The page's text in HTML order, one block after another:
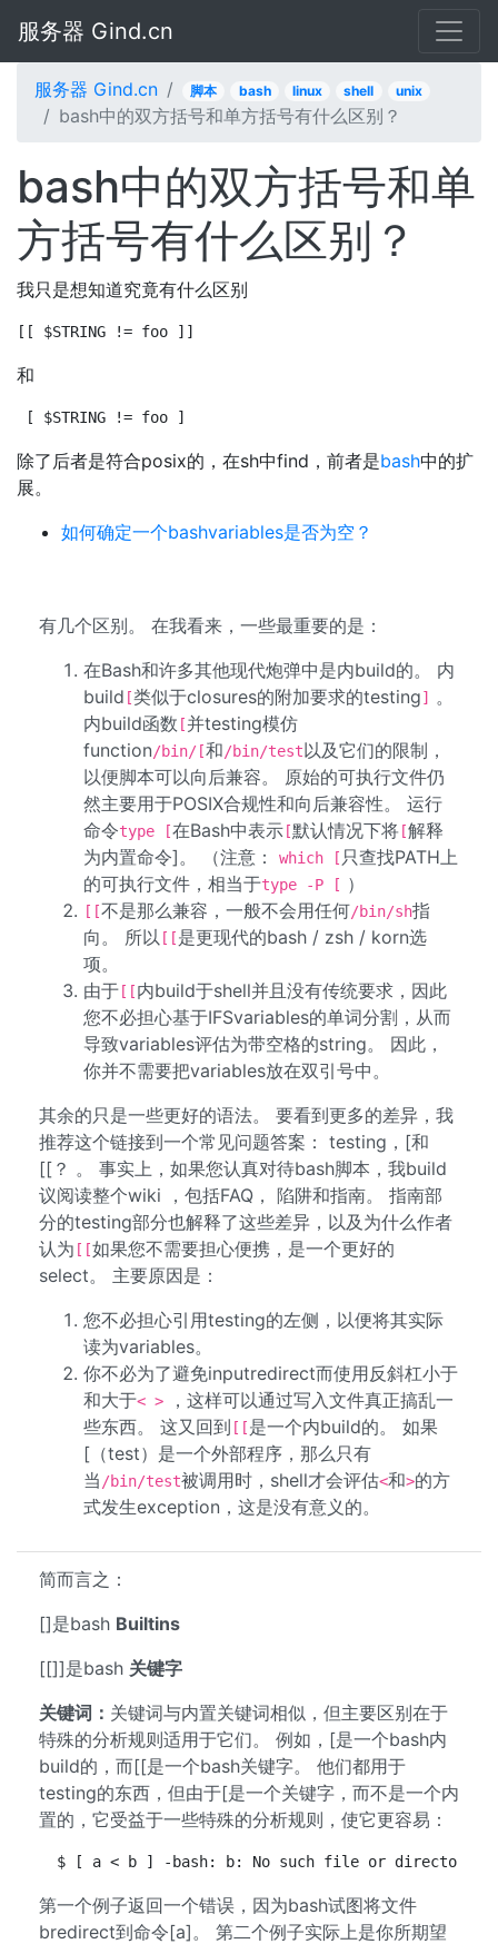
服务器 Gind.cn
服务器 Gind.cn 脚本 bash linux shell unix
bash中的双方括号和单方括号有什么区别？
bash中的双方括号和单
方括号有什么区别？
我只是想知道究竟有什么区别
[[ $STRING != foo ]]
和
[ $STRING != foo ]
除了后者是符合posix的，在sh中find，前者是bash中的扩
展。
如何确定一个bashvariables是否为空？
有几个区别。 在我看来，一些最重要的是：
在Bash和许多其他现代炮弹中是内build的。 内
build [类似于closures的附加要求的testing]
。
内build函数 [并testing模仿
function/bin/[和/bin/test以及它们的限制，
以便脚本可以向后兼容。 原始的可执行文件仍
然主要用于POSIX合规性和向后兼容性。 运行
命令type [在Bash中表示 [默认情况下将 [解释
为内置命令]。 （注意：
which [ 只查找PATH上
的可执行文件，相当于type -P [ ）
[[不是那么兼容，一般不会用任何/bin/sh指
向。 所以 [[是更现代的bash / zsh / korn选
项。
由于 [[内build于shell并且没有传统要求，因此
您不必担心基于IFSvariables的单词分割，从而
导致variables评估为带空格的string。 因此，
你并不需要把variables放在双引号中。
其余的只是一些更好的语法。 要看到更多的差异，我
推荐这个链接到一个常见问题答案： testing，[和
[[？ 。 事实上，如果您认真对待bash脚本，我build
议阅读整个wiki ，包括FAQ， 陷阱和指南。 指南部
分的testing部分也解释了这些差异，以及为什么作者
认为 [[如果您不需要担心便携，是一个更好的
select。 主要原因是：
您不必担心引用testing的左侧，以便将其实际
读为variables。
你不必为了避免inputredirect而使用反斜杠小于
和大于< >
，这样可以通过写入文件真正搞乱一
些东西。 这又回到 [[是一个内build的。 如果
[（test）是一个外部程序，那么只有
当 /bin/test被调用时，shell才会评估<和>的方
式发生exception，这是没有意义的。
简而言之：
[]是bash Builtins
[[]]是bash 关键字
关键词： 关键词与内置关键词相似，但主要区别在于
特殊的分析规则适用于它们。 例如，[是一个bash内
build的，而[[是一个bash关键字。 他们都用于
testing的东西，但由于[是一个关键字，而不是一个内
置的，它受益于一些特殊的分析规则，使它更容易：
$ [ a < b ] -bash: b: No such file or directory
第一个例子返回一个错误，因为bash试图将文件
bredirect到命令[a]。 第二个例子实际上是你所期望